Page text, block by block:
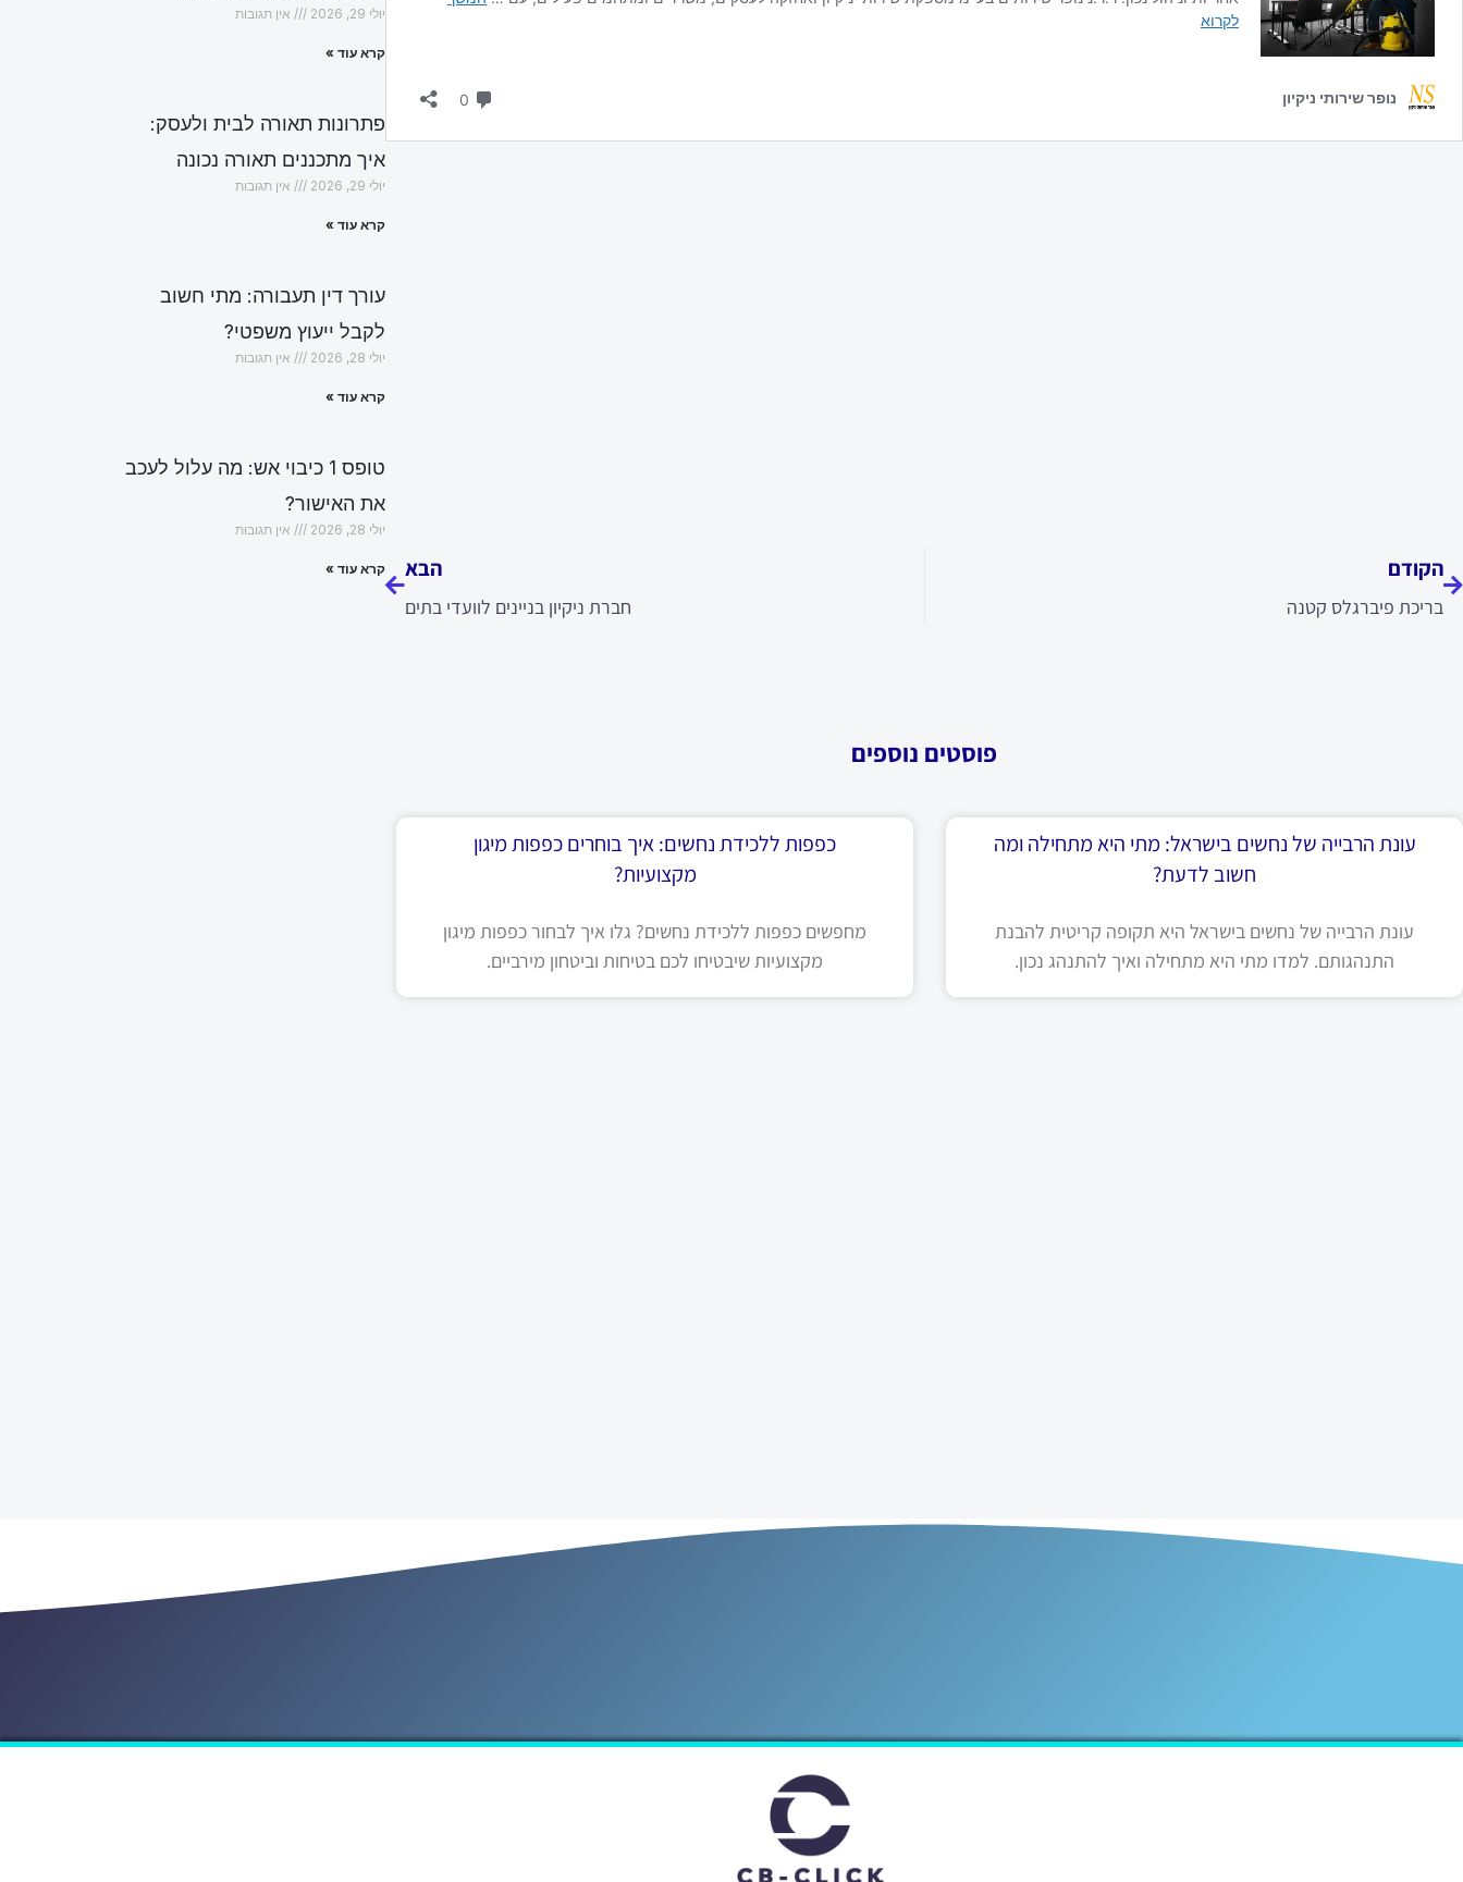
הקודם
בריכת פיברגלס קטנה
הבא
חברת ניקיון בניינים לוועדי בתים
הבא
פוסטים נוספים
עונת הרבייה של נחשים בישראל: מתי היא מתחילה ומה
חשוב לדעת?
עונת הרבייה של נחשים בישראל היא תקופה קריטית להבנת
התנהגותם. למדו מתי היא מתחילה ואיך להתנהג נכון.
כפפות ללכידת נחשים: איך בוחרים כפפות מיגון
מקצועיות?
מחפשים כפפות ללכידת נחשים? גלו איך לבחור כפפות מיגון
מקצועיות שיבטיחו לכם בטיחות וביטחון מירביים.
יולי 29, 2026 אין תגובות
קרא עוד »
פתרונות תאורה לבית ולעסק:
איך מתכננים תאורה נכונה
יולי 29, 2026 אין תגובות
קרא עוד »
עורך דין תעבורה: מתי חשוב
לקבל ייעוץ משפטי?
יולי 28, 2026 אין תגובות
קרא עוד »
טופס 1 כיבוי אש: מה עלול לעכב
את האישור?
יולי 28, 2026 אין תגובות
קרא עוד »